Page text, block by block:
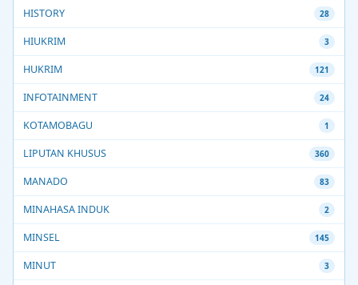
HISTORY 28
HIUKRIM 3
HUKRIM 121
INFOTAINMENT 24
KOTAMOBAGU 1
LIPUTAN KHUSUS 360
MANADO 83
MINAHASA INDUK 2
MINSEL 145
MINUT 3